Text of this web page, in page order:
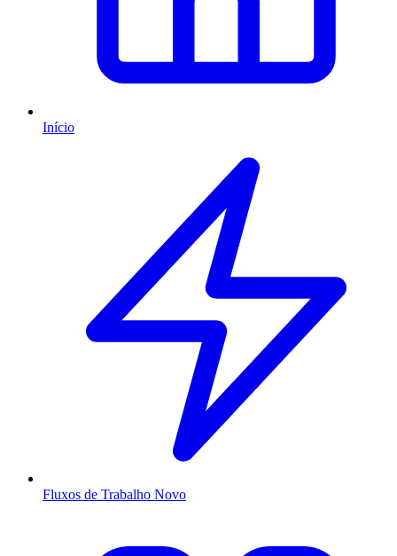
Início
Fluxos de Trabalho Novo